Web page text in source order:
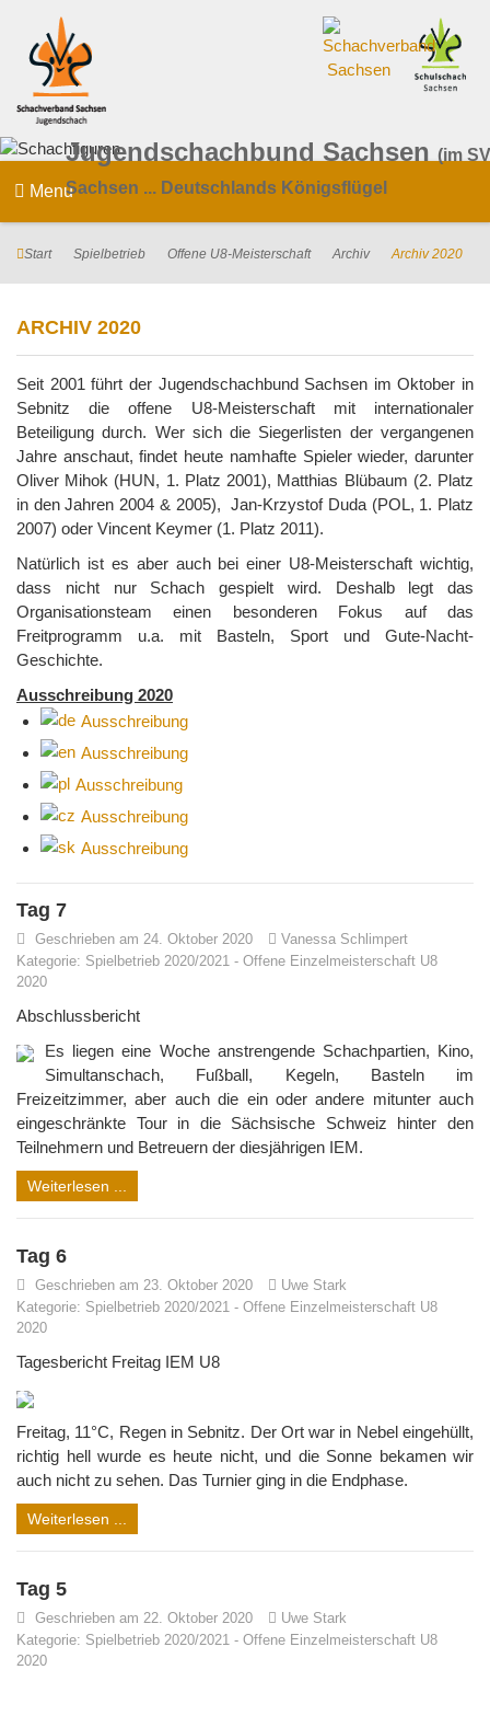
Jugendschachbund Sachsen (im
Sachsen ... Deutschlands Königsflügel
Menu
Start Spielbetrieb Offene U8-Meisterschaft Archiv Archiv 2020
ARCHIV 2020
Seit 2001 führt der Jugendschachbund Sachsen im Oktober in
Sebnitz die offene U8-Meisterschaft mit internationaler
Beteiligung durch. Wer sich die Siegerlisten der vergangenen
Jahre anschaut, findet heute namhafte Spieler wieder, darunter
Oliver Mihok (HUN, 1. Platz 2001), Matthias Blübaum (2. Platz
in den Jahren 2004 & 2005), Jan-Krzystof Duda (POL, 1. Platz
2007) oder Vincent Keymer (1. Platz 2011).
Natürlich ist es aber auch bei einer U8-Meisterschaft wichtig,
dass nicht nur Schach gespielt wird. Deshalb legt das
Organisationsteam einen besonderen Fokus auf das
Freitprogramm u.a. mit Basteln, Sport und Gute-Nacht-
Geschichte.
Ausschreibung 2020
Ausschreibung
Ausschreibung
Ausschreibung
Ausschreibung
Ausschreibung
Tag 7
Geschrieben am 24. Oktober 2020
Vanessa Schlimpert
Kategorie: Spielbetrieb 2020/2021 - Offene Einzelmeisterschaft U8
2020
Abschlussbericht
Es liegen eine Woche anstrengende Schachpartien, Kino,
Simultanschach, Fußball, Kegeln, Basteln im
Freizeitzimmer, aber auch die ein oder andere mitunter auch
eingeschränkte Tour in die Sächsische Schweiz hinter den
Teilnehmern und Betreuern der diesjährigen IEM.
Weiterlesen ...
Tag 6
Geschrieben am 23. Oktober 2020
Uwe Stark
Kategorie: Spielbetrieb 2020/2021 - Offene Einzelmeisterschaft U8
2020
Tagesbericht Freitag IEM U8
Freitag, 11°C, Regen in Sebnitz. Der Ort war in Nebel eingehüllt,
richtig hell wurde es heute nicht, und die Sonne bekamen wir
auch nicht zu sehen. Das Turnier ging in die Endphase.
Weiterlesen ...
Tag 5
Geschrieben am 22. Oktober 2020
Uwe Stark
Kategorie: Spielbetrieb 2020/2021 - Offene Einzelmeisterschaft U8
2020